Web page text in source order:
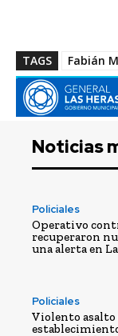
TAGS Fabián
Noticias
Policiales
Operativo
recuperaron
una alerta en
Policiales
Violento asalto